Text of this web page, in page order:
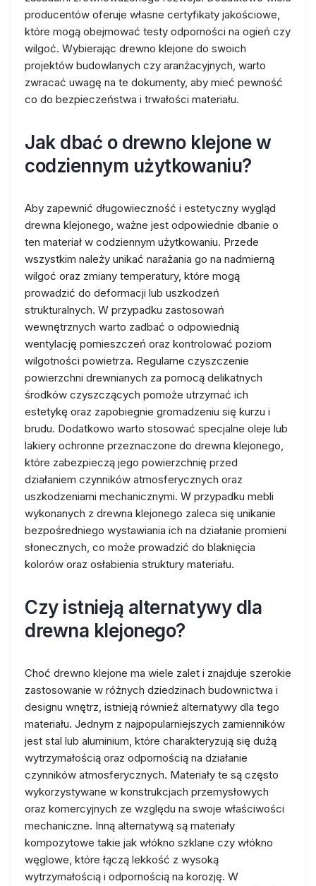
producentów oferuje własne certyfikaty jakościowe,
które mogą obejmować testy odporności na ogień czy
wilgoć. Wybierając drewno klejone do swoich
projektów budowlanych czy aranżacyjnych, warto
zwracać uwagę na te dokumenty, aby mieć pewność
co do bezpieczeństwa i trwałości materiału.
Jak dbać o drewno klejone w
codziennym użytkowaniu?
Aby zapewnić długowieczność i estetyczny wygląd
drewna klejonego, ważne jest odpowiednie dbanie o
ten materiał w codziennym użytkowaniu. Przede
wszystkim należy unikać narażania go na nadmierną
wilgoć oraz zmiany temperatury, które mogą
prowadzić do deformacji lub uszkodzeń
strukturalnych. W przypadku zastosowań
wewnętrznych warto zadbać o odpowiednią
wentylację pomieszczeń oraz kontrolować poziom
wilgotności powietrza. Regularne czyszczenie
powierzchni drewnianych za pomocą delikatnych
środków czyszczących pomoże utrzymać ich
estetykę oraz zapobiegnie gromadzeniu się kurzu i
brudu. Dodatkowo warto stosować specjalne oleje lub
lakiery ochronne przeznaczone do drewna klejonego,
które zabezpieczą jego powierzchnię przed
działaniem czynników atmosferycznych oraz
uszkodzeniami mechanicznymi. W przypadku mebli
wykonanych z drewna klejonego zaleca się unikanie
bezpośredniego wystawiania ich na działanie promieni
słonecznych, co może prowadzić do blaknięcia
kolorów oraz osłabienia struktury materiału.
Czy istnieją alternatywy dla
drewna klejonego?
Choć drewno klejone ma wiele zalet i znajduje szerokie
zastosowanie w różnych dziedzinach budownictwa i
designu wnętrz, istnieją również alternatywy dla tego
materiału. Jednym z najpopularniejszych zamienników
jest stal lub aluminium, które charakteryzują się dużą
wytrzymałością oraz odpornością na działanie
czynników atmosferycznych. Materiały te są często
wykorzystywane w konstrukcjach przemysłowych
oraz komercyjnych ze względu na swoje właściwości
mechaniczne. Inną alternatywą są materiały
kompozytowe takie jak włókno szklane czy włókno
węglowe, które łączą lekkość z wysoką
wytrzymałością i odpornością na korozję. W